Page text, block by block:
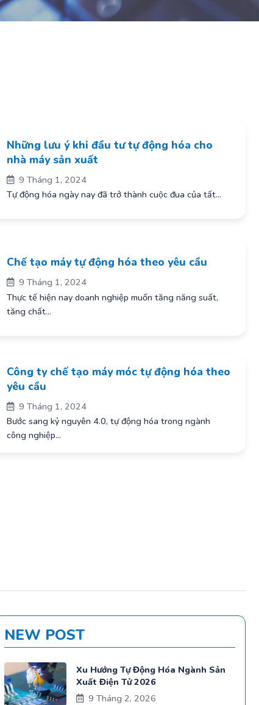
Những lưu ý khi đầu tư tự động hóa cho
nhà máy sản xuất
9 Tháng 1, 2024
Tự động hóa ngày nay đã trở thành cuộc đua của tất...
Chế tạo máy tự động hóa theo yêu cầu
9 Tháng 1, 2024
Thực tế hiện nay doanh nghiệp muốn tăng năng suất,
tăng chất...
Công ty chế tạo máy móc tự động hóa theo
yêu cầu
9 Tháng 1, 2024
Bước sang kỷ nguyên 4.0, tự động hóa trong ngành
công nghiệp...
NEW POST
Xu Hướng Tự Động Hóa Ngành Sản
Xuất Điện Tử 2026
9 Tháng 2, 2026